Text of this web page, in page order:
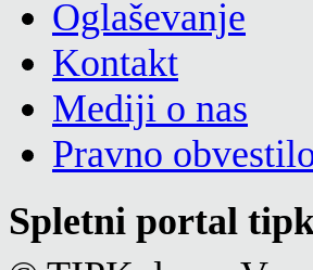
Oglaševanje
Kontakt
Mediji o nas
Pravno
Spletni portal